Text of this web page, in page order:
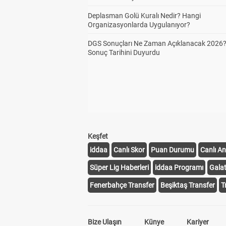
Deplasman Golü Kuralı Nedir? Hangi
Organizasyonlarda Uygulanıyor?
DGS Sonuçları Ne Zaman Açıklanacak
Sonuç Tarihini Duyurdu
Keşfet
iddaa
Canlı Skor Puan Durumu Canlı
Süper Lig Haberleri iddaa Programı
Fenerbahçe Transfer Beşiktaş Transfer
Bize Ulaşın Künye Kariyer